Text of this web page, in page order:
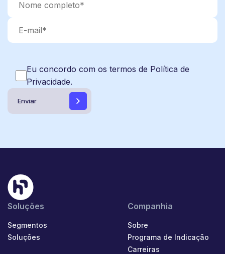
Eu concordo com os termos de Política de
Privacidade.
Soluções
Segmentos
Soluções
Companhia
Sobre
Programa de Indicação
Carreiras